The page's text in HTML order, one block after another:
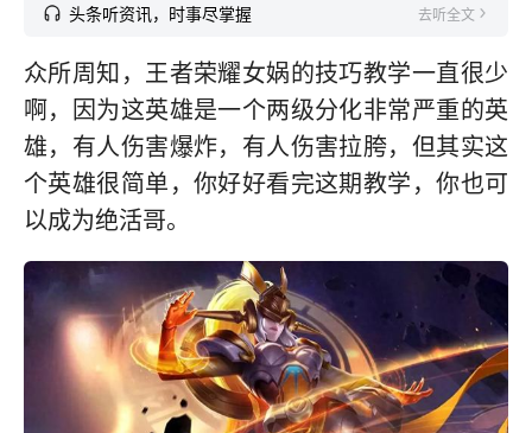
头条听资讯，时事尽掌握 去听全文
众所周知，王者荣耀女娲的技巧教学一直很少
啊，因为这英雄是一个两级分化非常严重的英
雄，有人伤害爆炸，有人伤害拉胯，但其实这
个英雄很简单，你好好看完这期教学，你也可
以成为绝活哥。